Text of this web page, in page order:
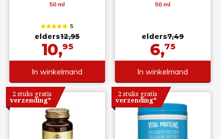
50 ml
5
elders12,95
10,95
In winkelmand
50 ml
elders7,49
6,75
In winkelmand
2 stuks gratis
verzending*
2 stuks gratis
verzending*